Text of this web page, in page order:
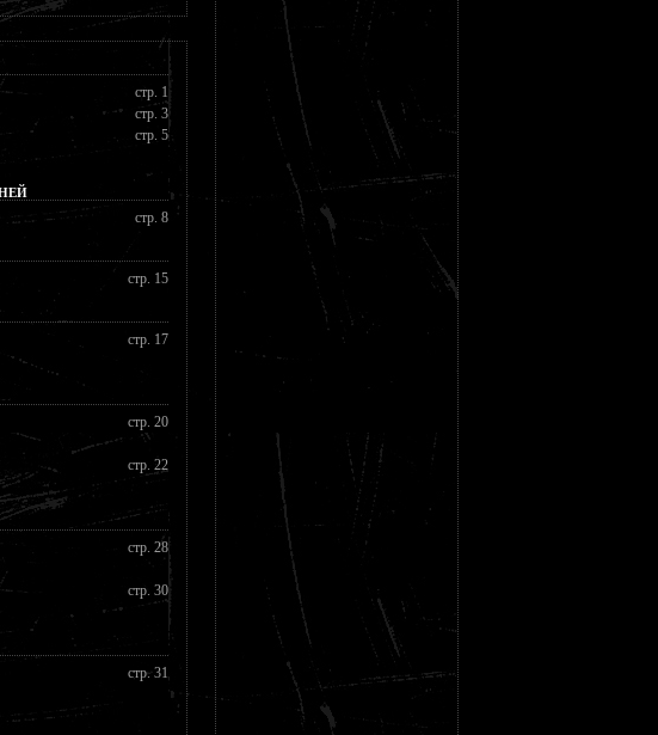
стр. 1
стр. 3
стр. 5
стр. 8
стр. 15
стр. 17
стр. 20
стр. 22
стр. 28
стр. 30
стр. 31